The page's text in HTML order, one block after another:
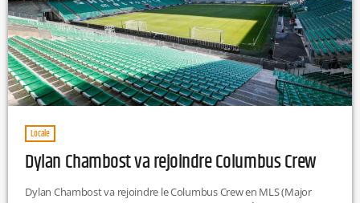
Locale
Dylan Chambost va rejoindre Columbus Crew
Dylan Chambost va rejoindre le Columbus Crew en MLS (Major